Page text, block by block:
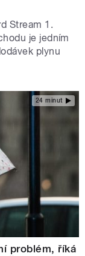
Stream 1.
je jedním
plynu
24 minut
problém, říká